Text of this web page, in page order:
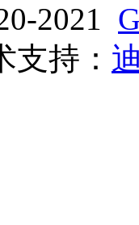
2021
支持：